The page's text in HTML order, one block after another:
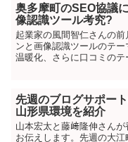
奥多摩町のSEO協議
像認識ツール考究?
起業家の風間智仁さんの
ンと画像認識ツールのテ
温暖化、さらに口コミのテ
先週のブログサポー
山形県環境を紹介
山本宏太と藤﨑隆伸さん
お伝えします。先週の大